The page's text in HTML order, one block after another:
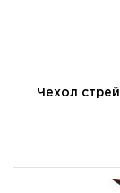
Чехол